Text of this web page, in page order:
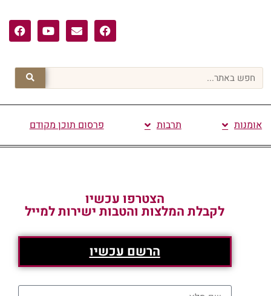
אומנות תרבות פרסום תוכן מקודם
הצטרפו עכשיו
לקבלת המלצות והטבות ישירות למייל
הרשם עכשיו